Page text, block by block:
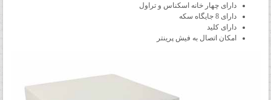
دارای چهار خانه اسکناس و تراول
دارای 8 جایگاه سکه
دارای کلید
امکان اتصال به فیش پرینتر